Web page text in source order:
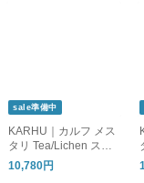
sale準備中
KARHU｜カルフ メス
タリ Tea/Lichen スニ
ーカー フィンランド
MESTARI（KH80509
10,780円